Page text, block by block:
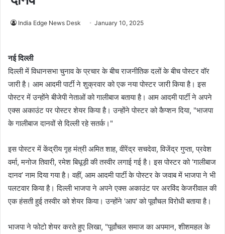
India Edge News Desk January 10, 2025
नई दिल्ली
दिल्ली में विधानसभा चुनाव के प्रचार के बीच राजनीतिक दलों के बीच पोस्टर वॉर
जारी है। आम आदमी पार्टी ने शुक्रवार को एक नया पोस्टर जारी किया है। इस
पोस्टर में उन्होंने बीजेपी नेताओं को गालीबाज बताया है। आम आदमी पार्टी ने अपने
एक्स अकाउंट पर पोस्टर शेयर किया है। उन्होंने पोस्टर को कैप्शन दिया, "भाजपा
के गालीबाज दानवों से दिल्ली रहे सतर्क।"
इस पोस्टर में केंद्रीय गृह मंत्री अमित शाह, वीरेंद्र सचदेवा, विजेंद्र गुप्ता, प्रवेश
वर्मा, मनोज तिवारी, रमेश बिधूड़ी की तस्वीर लगाई गई है। इस पोस्टर को ‘गालीबाज
दानव’ नाम दिया गया है। वहीं, आम आदमी पार्टी के पोस्टर के जवाब में भाजपा ने भी
पलटवार किया है। दिल्ली भाजपा ने अपने एक्स अकाउंट पर अरविंद केजरीवाल की
एक हंसती हुई तस्वीर को शेयर किया। उन्होंने 'आप' को पूर्वांचल विरोधी बताया है।
भाजपा ने फोटो शेयर करते हुए लिखा, "पूर्वांचल समाज का अपमान, शीशमहल के